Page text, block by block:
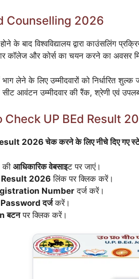
Counselling 2026
के बाद विश्वविद्यालय द्वारा काउंसलिंग
कॉलेज और कोर्स का चयन करने का अवसर
लेने के लिए उम्मीदवारों को निर्धारित
सीट आवंटन उम्मीदवार की रैंक, श्रेणी एवं
Check UP BEd Result
2026 चेक करने के लिए नीचे दिए गए
की आधिकारिक वेबसाइट पर जाएं।
Result 2026लिंक पर क्लिक करें।
Numberदर्ज करें।
Password दर्जकरें।
बटनपर क्लिक करें।